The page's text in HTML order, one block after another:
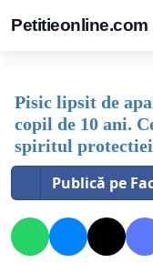
Petitieonline.com
Pisic lipsit de
copil de 10 ani.
spiritul
Publică pe